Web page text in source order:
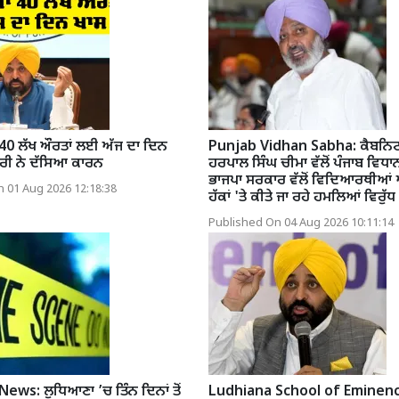
ਲੱਖ ਔਰਤਾਂ ਲਈ ਅੱਜ ਦਾ ਦਿਨ
ਨੇ ਦੱਸਿਆ ਕਾਰਨ
Aug 2026 12:18:38
Punjab Vidhan Sabha:
ਹਰਪਾਲ ਸਿੰਘ ਚੀਮਾ ਵੱਲੋਂ ਪੰਜਾਬ
ਭਾਜਪਾ ਸਰਕਾਰ ਵੱਲੋਂ ਵਿਦਿਆਰਥੀਆਂ
ਹੱਕਾਂ 'ਤੇ ਕੀਤੇ ਜਾ ਰਹੇ ਹਮਲਿਆਂ ਵਿਰੁੱਧ
Published On 04 Aug 2026 10:11:14
ਲੁਧਿਆਣਾ ’ਚ ਤਿੰਨ ਦਿਨਾਂ ਤੋਂ Ludhiana School of